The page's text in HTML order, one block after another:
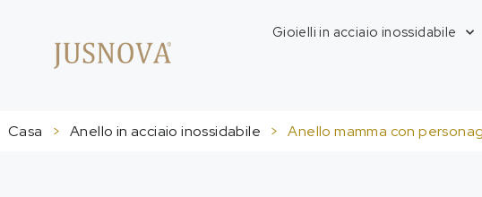
Gioielli in acciaio inossidabile
Casa > Anello in acciaio inossidabile > Anello mamma con